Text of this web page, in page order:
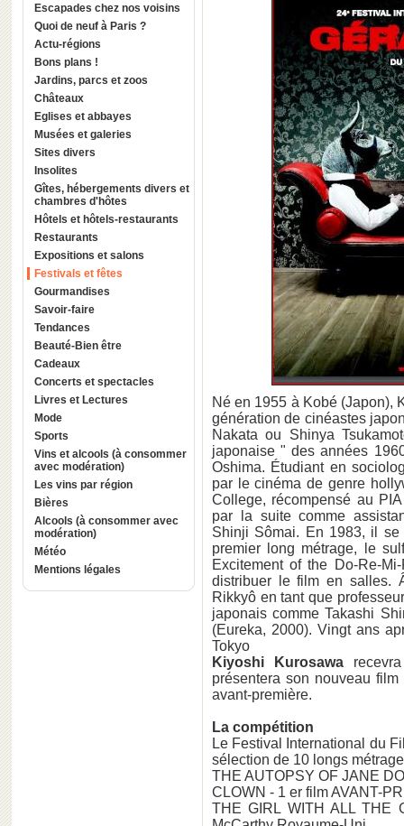
Escapades chez nos voisins
Quoi de neuf à Paris ?
Actu-régions
Bons plans !
Jardins, parcs et zoos
Châteaux
Eglises et abbayes
Musées et galeries
Sites divers
Insolites
Gîtes, hébergements divers et
chambres d'hôtes
Hôtels et hôtels-restaurants
Restaurants
Expositions et salons
Festivals et fêtes
Gourmandises
Savoir-faire
Tendances
Beauté-Bien être
Cadeaux
Concerts et spectacles
Livres et Lectures
Mode
Sports
Vins et alcools (à consommer
avec modération)
Les vins par région
Bières
Alcools (à consommer avec
modération)
Météo
Mentions légales
Né en 1955 à Kobé (Japon),
génération de cinéastes
Nakata ou Shinya
japonaise " des années
Oshima. Étudiant en
par le cinéma de genre
College, récompensé au
par la suite comme
Shinji Sômai. En 1983, il
premier long métrage, le
Excitement of the Do-Re-
distribuer le film en salles.
Rikkyô en tant que
japonais comme Takashi
(Eureka, 2000). Vingt ans
Tokyo
Kiyoshi Kurosawa
présentera son nouveau
avant-première.
La compétition
Le Festival International du
sélection de 10 longs
THE AUTOPSY OF JANE
CLOWN - 1 er film AVANT-
THE GIRL WITH ALL THE